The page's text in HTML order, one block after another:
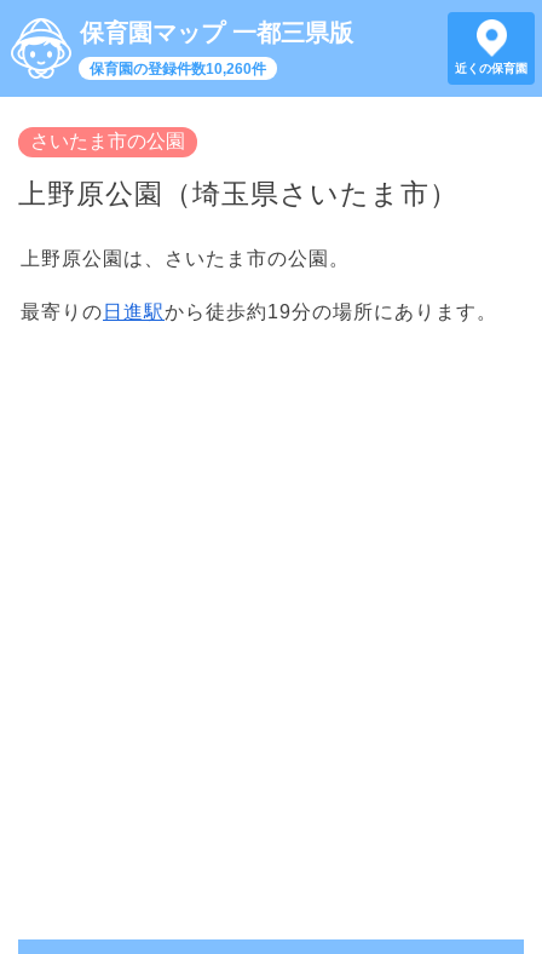
保育園マップ 一都三県版
保育園の登録件数10,260件 近くの保育園
さいたま市の公園
上野原公園（埼玉県さいたま市）
上野原公園は、さいたま市の公園。
最寄りの 日進駅から徒歩約19分の場所にあります。